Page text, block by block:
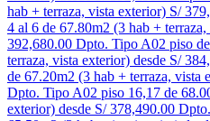
hab + terraza, vista exterior) S/
4 al 6 de 67.80m2 (3 hab +
392,680.00 Dpto. Tipo A02 piso
terraza, vista exterior) desde S/
de 67.20m2 (3 hab + terraza, vista
Dpto. Tipo A02 piso 16,17 de
exterior) desde S/ 378,490.00